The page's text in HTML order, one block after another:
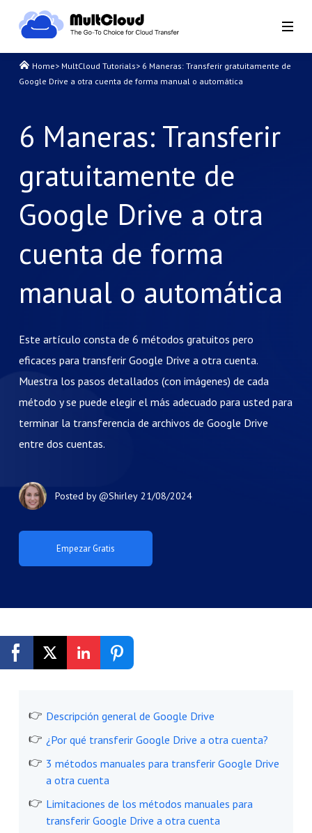
Home> MultCloud Tutorials> 6 Maneras: Transferir gratuitamente de
Google Drive a otra cuenta de forma manual o automática
6 Maneras: Transferir
gratuitamente de
Google Drive a otra
cuenta de forma
manual o automática
Este artículo consta de 6 métodos gratuitos pero
eficaces para transferir Google Drive a otra cuenta.
Muestra los pasos detallados (con imágenes) de cada
método y se puede elegir el más adecuado para usted para
terminar la transferencia de archivos de Google Drive
entre dos cuentas.
Posted by@Shirley 21/08/2024
Descripción general de Google Drive
¿Por qué transferir Google Drive a otra cuenta?
3 métodos manuales para transferir Google Drive
a otra cuenta
Limitaciones de los métodos manuales para
transferir Google Drive a otra cuenta